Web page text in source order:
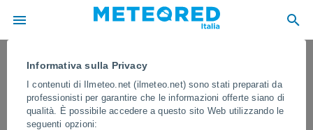
Informativa sulla Privacy
I contenuti di Ilmeteo.net (ilmeteo.net) sono stati preparati da
professionisti per garantire che le informazioni offerte siano di
qualità. È possibile accedere a questo sito Web utilizzando le
seguenti opzioni: